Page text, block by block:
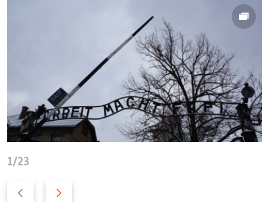
1/23